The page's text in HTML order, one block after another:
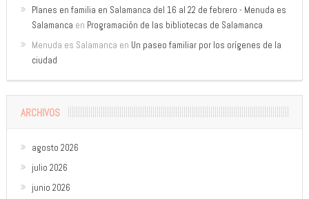
Planes en familia en Salamanca del 16 al 22 de febrero - Menuda es
Salamanca en Programación de las bibliotecas de Salamanca
Menuda es Salamanca en Un paseo familiar por los orígenes de la
ciudad
ARCHIVOS
agosto 2026
julio 2026
junio 2026